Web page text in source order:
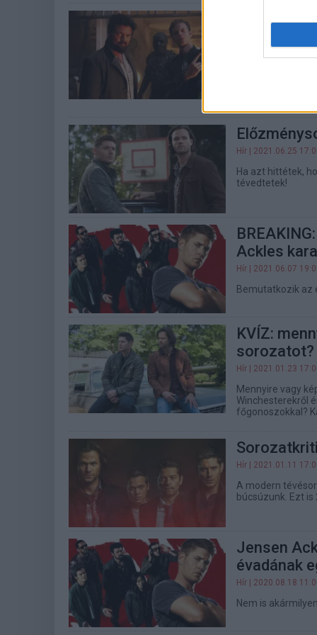
Supie
International
Hír | 2021.06.25
Ha azt hittétek,
tévedtetek!
Ackles
Hír | 2021.06.07
Bemutatkozik az
KVÍZ:
sorozatot?
Hír | 2021.01.23
Mennyire vagy
Winchesterekről
főgonoszokkal?
Hír | 2021.01.11
A modern
búcsúzunk. Ezt is
Jensen
évadának
Hír | 2020.08.18
Nem is